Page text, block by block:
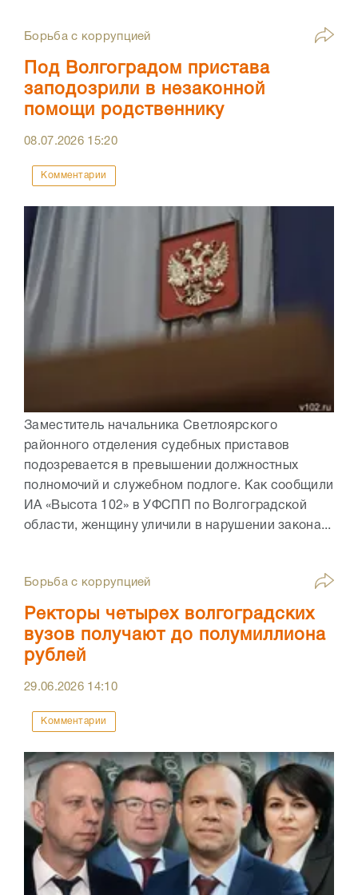
Борьба с коррупцией
Под Волгоградом пристава
заподозрили в незаконной
помощи родственнику
08.07.2026 15:20
Комментарии
Заместитель начальника Светлоярского
районного отделения судебных приставов
подозревается в превышении должностных
полномочий и служебном подлоге. Как сообщили
ИА «Высота 102» в УФСПП по Волгоградской
области, женщину уличили в нарушении закона...
Борьба с коррупцией
Ректоры четырех волгоградских
вузов получают до полумиллиона
рублей
29.06.2026 14:10
Комментарии